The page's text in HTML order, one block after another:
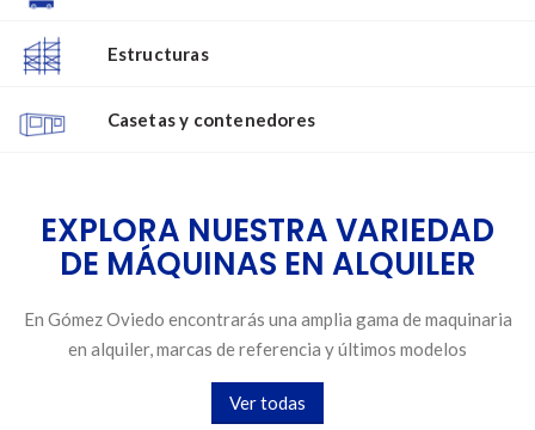
Estructuras
Casetas y contenedores
EXPLORA NUESTRA VARIEDAD
DE MÁQUINAS EN ALQUILER
En Gómez Oviedo encontrarás una amplia gama de maquinaria
en alquiler, marcas de referencia y últimos modelos
Ver todas